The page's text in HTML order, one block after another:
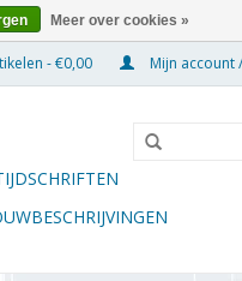
- €0,00 Mijn account
Meer over cookies »